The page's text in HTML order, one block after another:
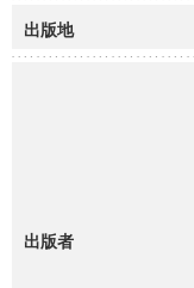
出版地
出版者